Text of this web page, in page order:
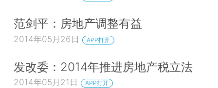
范剑平：房地产调整有益
2014年05月26日 APP打开
发改委：2014年推进房地产税立法
2014年05月21日 APP打开